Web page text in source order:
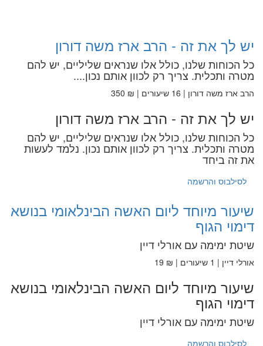
יש לך את זה - הרב ארז משה דורון
כל הכוחות שלנו, כולל אלו שנראים שליליים, יש להם
מטרה ותכלית. צריך רק לכוון אותם נכון....
הרב ארז משה דורון | 16 שיעורים | ₪ 350
יש לך את זה - הרב ארז משה דורון
כל הכוחות שלנו, כולל אלו שנראים שליליים, יש להם
מטרה ותכלית. צריך רק לכוון אותם נכון. נלמד לעשות
את זה ביחד
לסילבוס והרשמה
שיעור מיוחד ליום האשה הבינלאומי בנושא
דימוי הגוף
שיטת ימימה עם אורלי דיין
אורלי דיין | 1 שיעורים | ₪ 19
שיעור מיוחד ליום האשה הבינלאומי בנושא
דימוי הגוף
שיטת ימימה עם אורלי דיין
לסילבוס והרשמה